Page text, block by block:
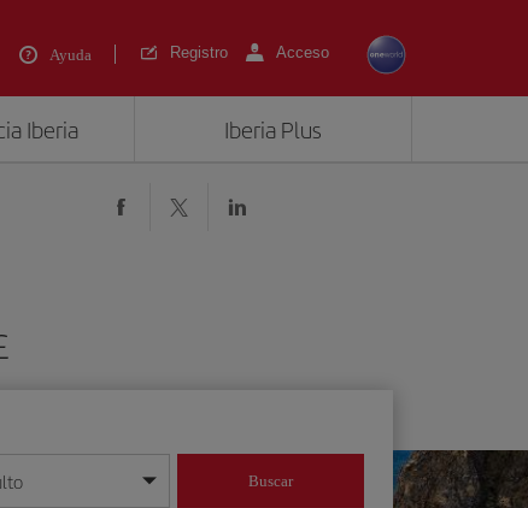
Ayuda Registro Acceso
Iberia Iberia Plus
mes/año
Buscar